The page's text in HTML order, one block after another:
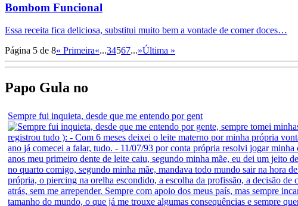
Bombom Funcional
Essa receita fica deliciosa, substitui muito bem a vontade de comer doces…
Página 5 de 8« Primeira«...34567...»Última »
Papo Gula no
Sempre fui inquieta, desde que me entendo por gent